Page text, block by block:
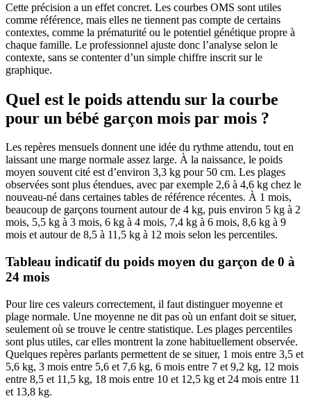
Cette précision a un effet concret. Les courbes OMS sont utiles
comme référence, mais elles ne tiennent pas compte de certains
contextes, comme la prématurité ou le potentiel génétique propre à
chaque famille. Le professionnel ajuste donc l’analyse selon le
contexte, sans se contenter d’un simple chiffre inscrit sur le
graphique.
Quel est le poids attendu sur la courbe
pour un bébé garçon mois par mois ?
Les repères mensuels donnent une idée du rythme attendu, tout en
laissant une marge normale assez large. À la naissance, le poids
moyen souvent cité est d’environ 3,3 kg pour 50 cm. Les plages
observées sont plus étendues, avec par exemple 2,6 à 4,6 kg chez le
nouveau-né dans certaines tables de référence récentes. À 1 mois,
beaucoup de garçons tournent autour de 4 kg, puis environ 5 kg à 2
mois, 5,5 kg à 3 mois, 6 kg à 4 mois, 7,4 kg à 6 mois, 8,6 kg à 9
mois et autour de 8,5 à 11,5 kg à 12 mois selon les percentiles.
Tableau indicatif du poids moyen du garçon de 0 à
24 mois
Pour lire ces valeurs correctement, il faut distinguer moyenne et
plage normale. Une moyenne ne dit pas où un enfant doit se situer,
seulement où se trouve le centre statistique. Les plages percentiles
sont plus utiles, car elles montrent la zone habituellement observée.
Quelques repères parlants permettent de se situer, 1 mois entre 3,5 et
5,6 kg, 3 mois entre 5,6 et 7,6 kg, 6 mois entre 7 et 9,2 kg, 12 mois
entre 8,5 et 11,5 kg, 18 mois entre 10 et 12,5 kg et 24 mois entre 11
et 13,8 kg.